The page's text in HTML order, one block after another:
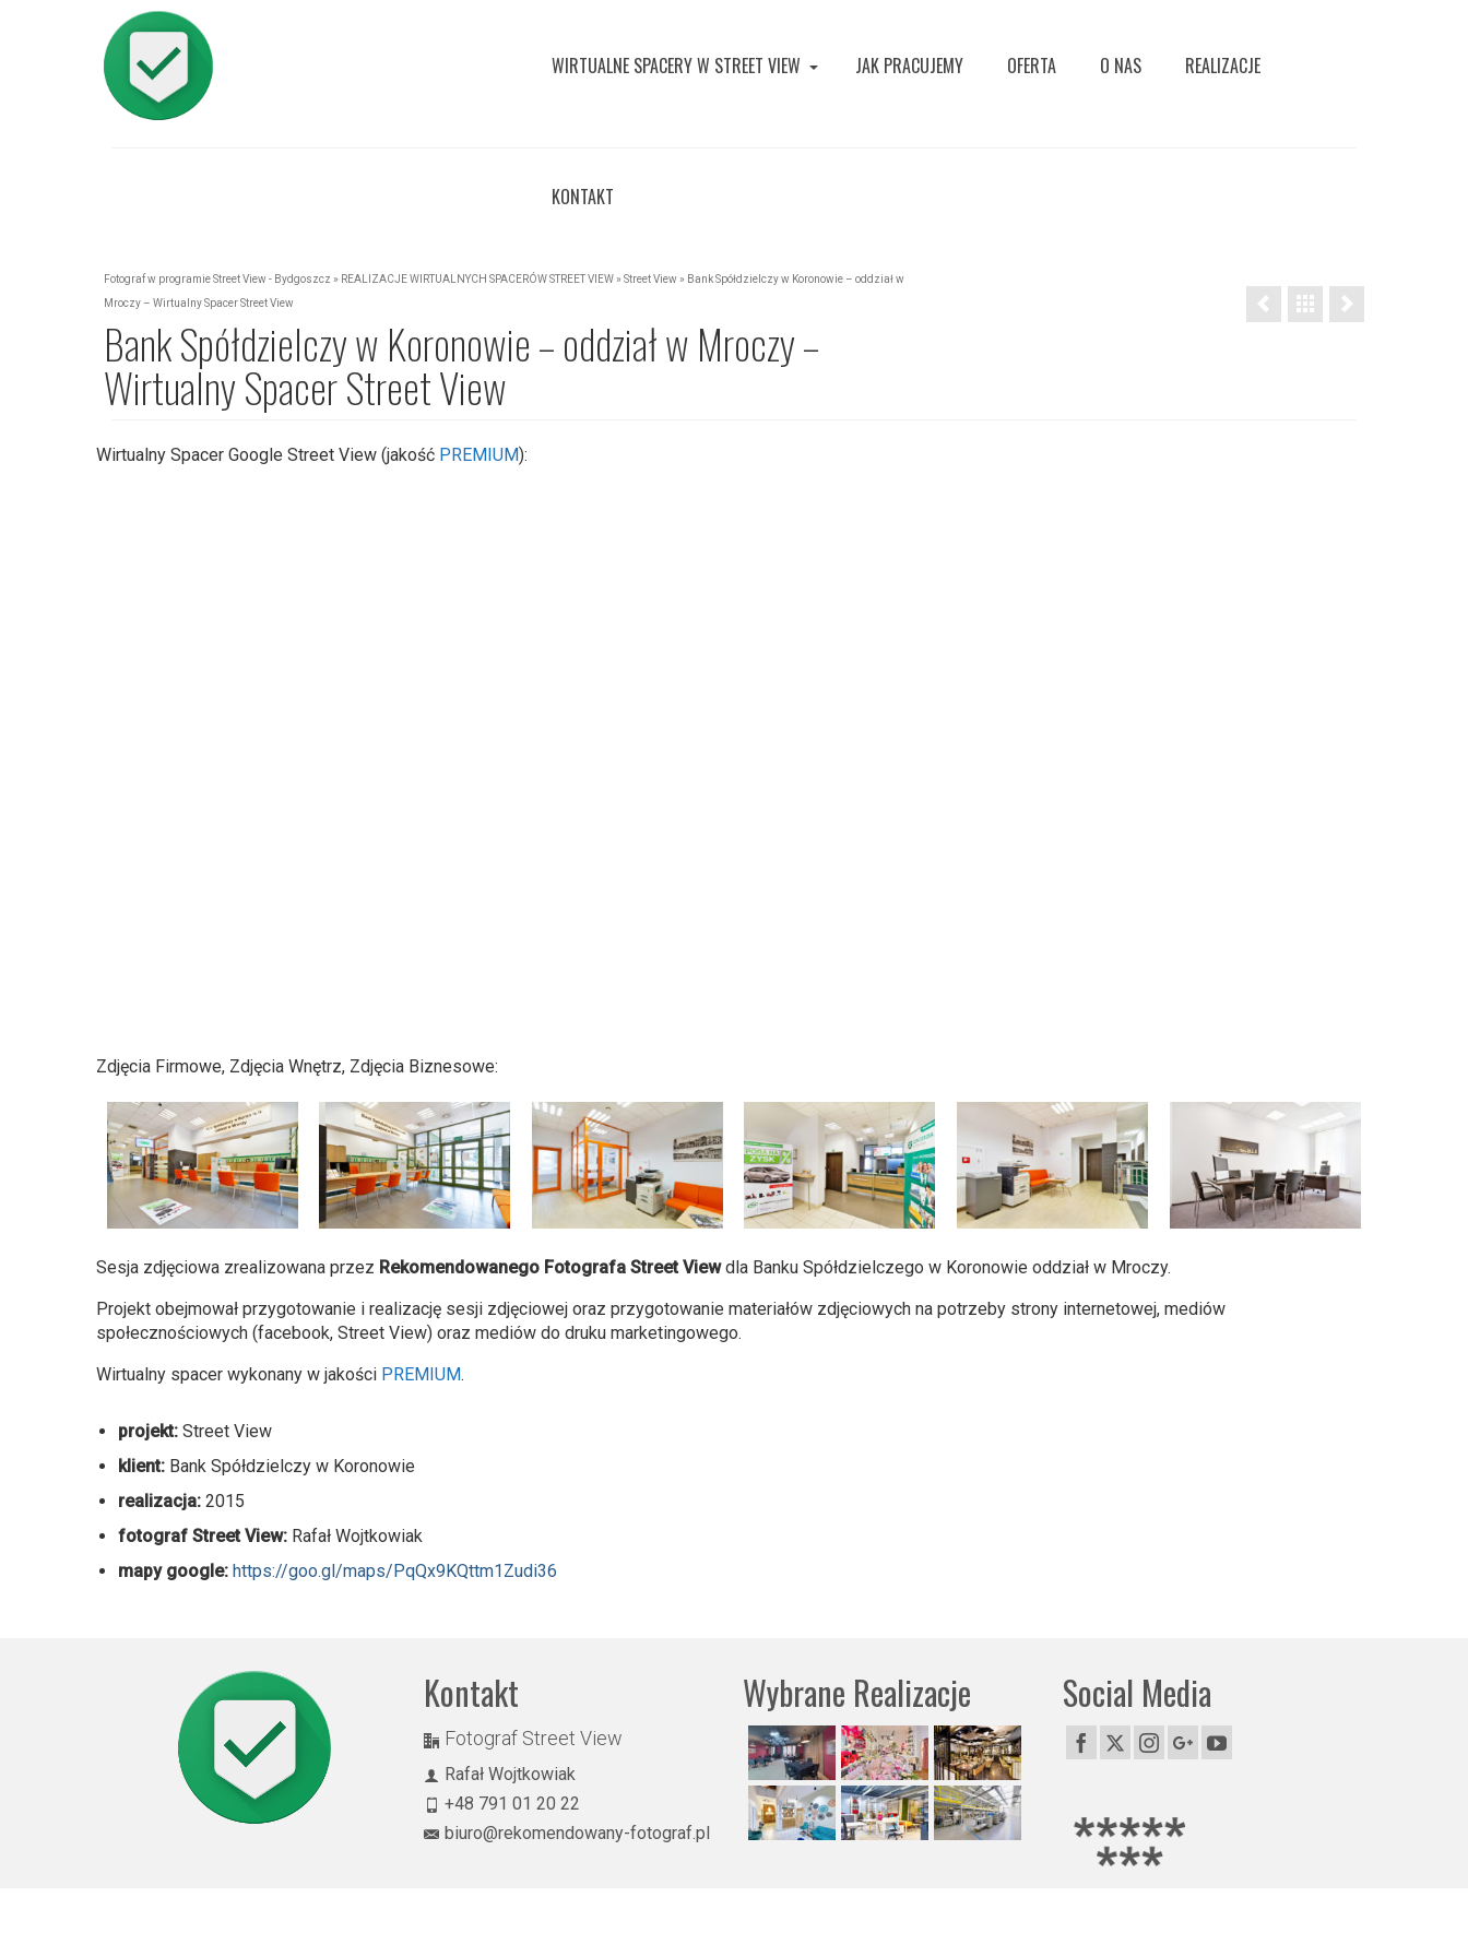
WIRTUALNE SPACERY W STREET VIEW JAK PRACUJEMY OFERTA O NAS REALIZACJE
KONTAKT
Fotograf w programie Street View - Bydgoszcz » REALIZACJE WIRTUALNYCH SPACERÓW STREET VIEW» Street View » Bank Spółdzielczy w Koronowie – oddział w
Mroczy – Wirtualny Spacer Street View
Bank Spółdzielczy w Koronowie – oddział w Mroczy –
Wirtualny Spacer Street View
Wirtualny Spacer Google Street View (jakość PREMIUM):
Zdjęcia Firmowe, Zdjęcia Wnętrz, Zdjęcia Biznesowe:
Sesja zdjęciowa zrealizowana przez Rekomendowanego Fotografa Street Viewdla Banku Spółdzielczego w Koronowie oddział w Mroczy.
Projekt obejmował przygotowanie i realizację sesji zdjęciowej oraz przygotowanie materiałów zdjęciowych na potrzeby strony internetowej, mediów
społecznościowych (facebook, Street View) oraz mediów do druku marketingowego.
Wirtualny spacer wykonany w jakości PREMIUM.
projekt: Street View
klient: Bank Spółdzielczy w Koronowie
realizacja: 2015
fotograf Street View: Rafał Wojtkowiak
mapy google: https://goo.gl/maps/PqQx9KQttm1Zudi36
Kontakt
Fotograf Street View
Rafał Wojtkowiak
+48 791 01 20 22
biuro@rekomendowany-fotograf.pl
Wybrane Realizacje Social Media